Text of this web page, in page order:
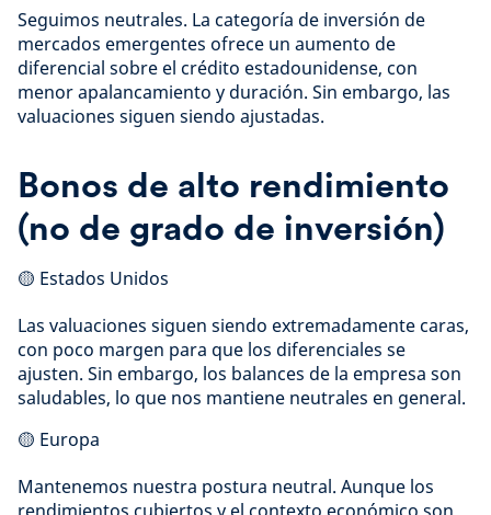
Seguimos neutrales. La categoría de inversión de
mercados emergentes ofrece un aumento de
diferencial sobre el crédito estadounidense, con
menor apalancamiento y duración. Sin embargo, las
valuaciones siguen siendo ajustadas.
Bonos de alto rendimiento
(no de grado de inversión)
🟡 Estados Unidos
Las valuaciones siguen siendo extremadamente caras,
con poco margen para que los diferenciales se
ajusten. Sin embargo, los balances de la empresa son
saludables, lo que nos mantiene neutrales en general.
🟡 Europa
Mantenemos nuestra postura neutral. Aunque los